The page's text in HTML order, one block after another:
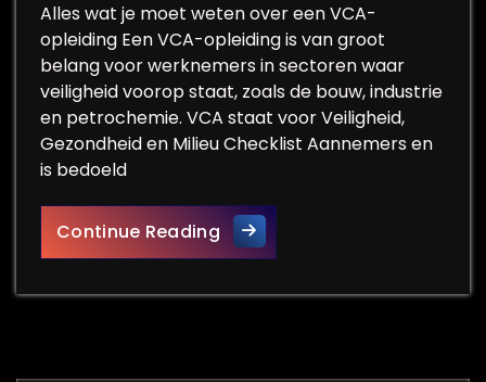
Alles wat je moet weten over een VCA-
opleiding Een VCA-opleiding is van groot
belang voor werknemers in sectoren waar
veiligheid voorop staat, zoals de bouw, industrie
en petrochemie. VCA staat voor Veiligheid,
Gezondheid en Milieu Checklist Aannemers en
is bedoeld
Continue ReadingAlles wat je moet weten